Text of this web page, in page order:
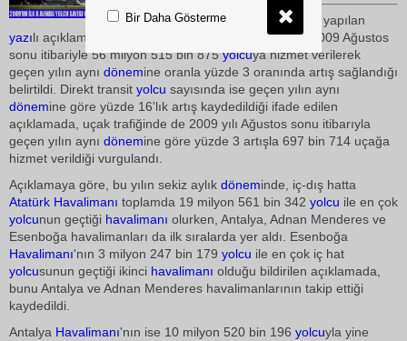
DHMİ Genel Müdürlüğünden yapılan
yazılı açıklamada, havalimanları ve havaalanlarında 2009 Ağustos
sonu itibariyle 56 milyon 515 bin 875yolcuya hizmet verilerek
geçen yılın aynı dönemine oranla yüzde 3 oranında artış sağlandığı
belirtildi. Direkt transit yolcu sayısında ise geçen yılın aynı
dönemine göre yüzde 16'lık artış kaydedildiği ifade edilen
açıklamada, uçak trafiğinde de 2009 yılı Ağustos sonu itibarıyla
geçen yılın aynı dönemine göre yüzde 3 artışla 697 bin 714 uçağa
hizmet verildiği vurgulandı.
Açıklamaya göre, bu yılın sekiz aylık döneminde, iç-dış hatta
Atatürk Havalimanı toplamda 19 milyon 561 bin 342 yolcu ile en çok
yolcunun geçtiği havalimanı olurken, Antalya, Adnan Menderes ve
Esenboğa havalimanları da ilk sıralarda yer aldı. Esenboğa
Havalimanı'nın 3 milyon 247 bin 179 yolcu ile en çok iç hat
yolcusunun geçtiği ikinci havalimanı olduğu bildirilen açıklamada,
bunu Antalya ve Adnan Menderes havalimanlarının takip ettiği
kaydedildi.
Antalya Havalimanı'nın ise 10 milyon 520 bin 196 yolcuyla yine
Bir Daha Gösterme